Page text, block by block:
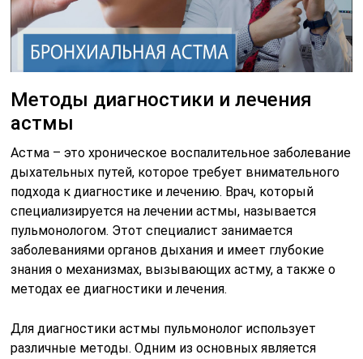
Методы диагностики и лечения
астмы
Астма – это хроническое воспалительное заболевание
дыхательных путей, которое требует внимательного
подхода к диагностике и лечению. Врач, который
специализируется на лечении астмы, называется
пульмонологом. Этот специалист занимается
заболеваниями органов дыхания и имеет глубокие
знания о механизмах, вызывающих астму, а также о
методах ее диагностики и лечения.
Для диагностики астмы пульмонолог использует
различные методы. Одним из основных является